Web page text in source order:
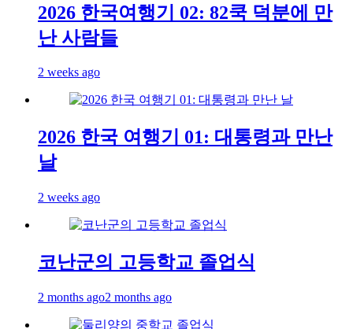
2026 한국여행기 02: 82쿡 덕분에 만
난 사람들
2 weeks ago
2026 한국 여행기 01: 대통령과 만난
날
2 weeks ago
코난군의 고등학교 졸업식
2 months ago2 months ago